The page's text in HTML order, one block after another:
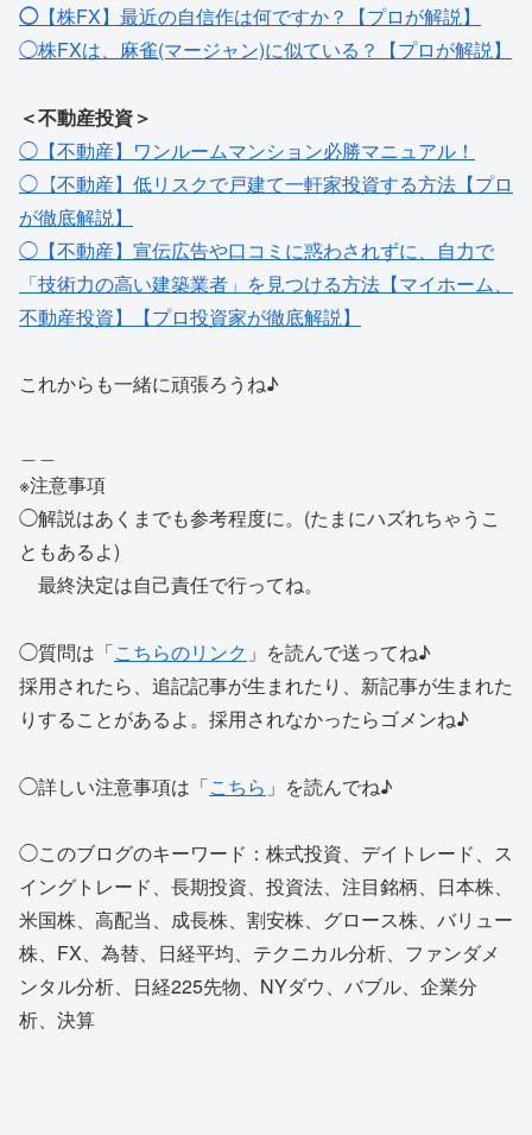
◯【株FX】最近の自信作は何ですか？【プロが解説】
◯株FXは、麻雀(マージャン)に似ている？【プロが解説】
＜不動産投資＞
◯【不動産】ワンルームマンション必勝マニュアル！
◯【不動産】低リスクで戸建て一軒家投資する方法【プロ
が徹底解説】
◯【不動産】宣伝広告や口コミに惑わされずに、自力で
「技術力の高い建築業者」を見つける方法【マイホーム、
不動産投資】【プロ投資家が徹底解説】
これからも一緒に頑張ろうね♪
※注意事項
◯解説はあくまでも参考程度に。(たまにハズれちゃうこ
ともあるよ)
最終決定は自己責任で行ってね。
◯質問は「こちらのリンク 」を読んで送ってね♪
採用されたら、追記記事が生まれたり、新記事が生まれた
りすることがあるよ。採用されなかったらゴメンね♪
◯詳しい注意事項は「こちら 」を読んでね♪
◯このブログのキーワード：株式投資、デイトレード、ス
イングトレード、長期投資、投資法、注目銘柄、日本株、
米国株、高配当、成長株、割安株、グロース株、バリュー
株、FX、為替、日経平均、テクニカル分析、ファンダメ
ンタル分析、日経225先物、NYダウ、バブル、企業分
析、決算